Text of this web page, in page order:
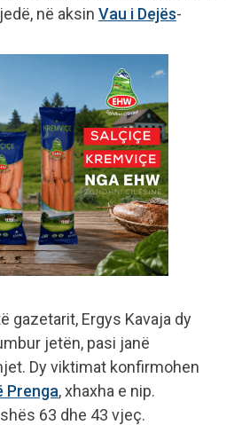
në aksin Vau i Dejës-
gazetarit, Ergys Kavaja dy
jetën, pasi janë
Dy viktimat konfirmohen
Prenga, xhaxha e nip.
63 dhe 43 vjeç.